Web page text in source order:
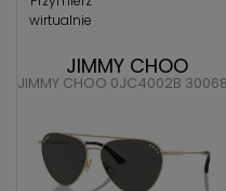
wirtualnie
JIMMY CHOO
JIMMY CHOO 0JC4002B